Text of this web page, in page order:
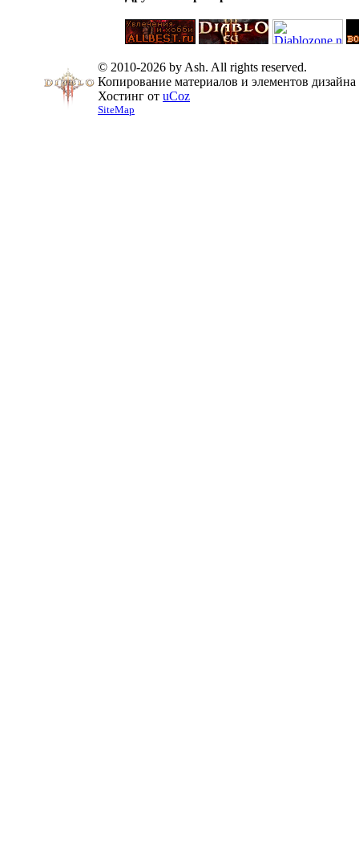
© 2010-2026 by Ash. All rights reserved.
Копирование материалов и элементов
Хостинг от uCoz
SiteMap